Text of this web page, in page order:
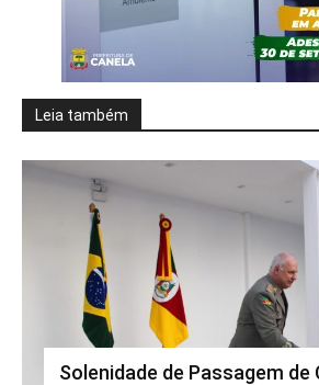
Leia também
Solenidade de Passagem de